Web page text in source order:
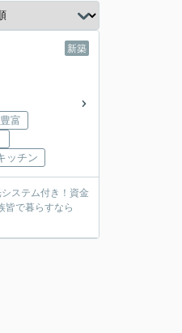
新築
富
ッチン
ステム付き！資金